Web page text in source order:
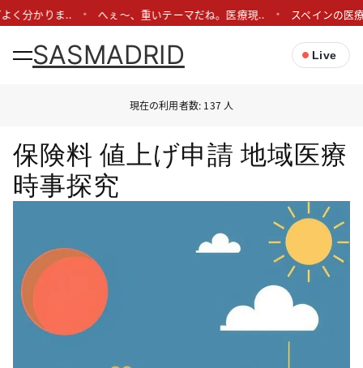
く分かりま.. へぇ〜、重いテーマだね。医療現.. スペインの医
SASMADRID Live
現在の利用者数: 137 人
保険料 値上げ申請 地域医療
時事探究